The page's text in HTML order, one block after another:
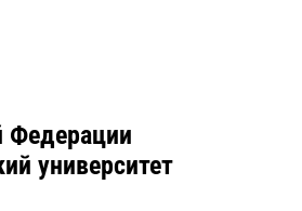
Федерации
университет